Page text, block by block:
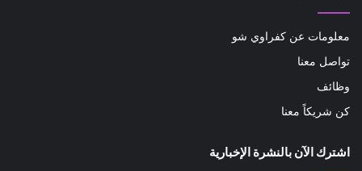
معلومات عن كفراوي شو
تواصل معنا
وظائف
كن شريكاً معنا
اشترك الآن بالنشرة الإخبارية